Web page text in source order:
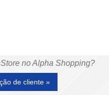
no Alpha Shopping?
de cliente »